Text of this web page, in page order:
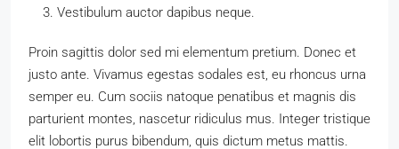
Vestibulum auctor dapibus neque.
Proin sagittis dolor sed mi elementum pretium. Donec et
justo ante. Vivamus egestas sodales est, eu rhoncus urna
semper eu. Cum sociis natoque penatibus et magnis dis
parturient montes, nascetur ridiculus mus. Integer tristique
elit lobortis purus bibendum, quis dictum metus mattis.